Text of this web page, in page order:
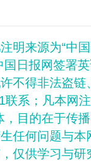
明来源为“中
日报网签署
不得非法盗
系；凡本网
，目的在于传
任何问题与
仅供学习与